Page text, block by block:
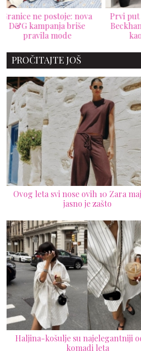
Prvi put u Americi: Victoria
Beckham butik koji izgleda
kao privatna vila
PROČITAJTE JOŠ
Ovog leta svi nose ovih 10 Zara
jasno je zašto
Haljina-košulje su najelegantniji
komadi leta